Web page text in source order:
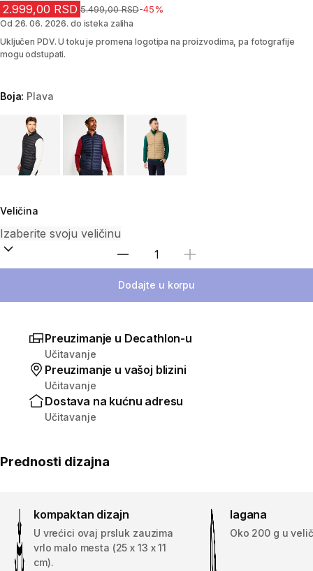
2.999,00 RSD Cena pre sniženja
5.499,00 RSD-45%
Od 26. 06. 2026. do isteka zaliha
Uključen PDV. U toku je promena logotipa na proizvodima, pa fotografije
mogu odstupati.
Boja: Plava
Choose a variant
Veličina
Izaberi količinu
Dodajte u korpu
Preuzimanje u Decathlon-u
Učitavanje
Preuzimanje u vašoj blizini
Učitavanje
Dostava na kućnu adresu
Učitavanje
Prednosti dizajna
kompaktan dizajn
U vrećici ovaj prsluk zauzima
vrlo malo mesta (25 x 13 x 11
cm).
lagana
Oko 200 g u